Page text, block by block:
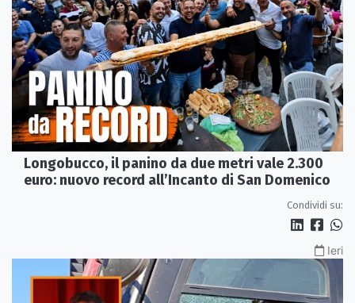
Longobucco, il panino da due metri vale 2.300
euro: nuovo record all’Incanto di San Domenico
Condividi su:
Ieri